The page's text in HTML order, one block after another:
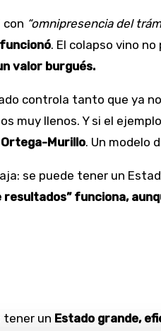
con “omnipresencia del
. El colapso vino
valor burgués.
controla tanto que ya
muy llenos. Y si el
Murillo. Un modelo
se puede tener un
funciona,
tener un Estado grande,